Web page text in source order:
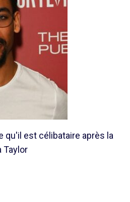
qu'il est célibataire après la
Taylor